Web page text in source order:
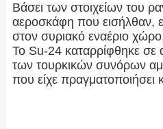
Βάσει των στοιχείων του
αεροσκάφη που εισήλθαν,
στον συριακό εναέριο
Το Su-24 καταρρίφθηκε σε
των τουρκικών συνόρων
που είχε πραγματοποιήσει